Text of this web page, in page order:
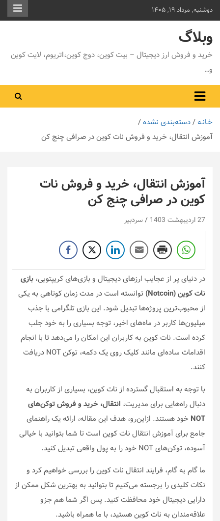
محتوا
بروید
دوشنبه, مرداد ۱۹, ۱۴۰۵
وبلاگ
خرید و فروش ارز دیجیتال – بیت کوین، دوج کوین،اتریوم، لایت کوین
و…
خـانـه
دسته‌بندی نشده
آموزش انتقال، خرید و فروش نات کوین در صرافی چنج کن
آموزش انتقال، خرید و فروش نات
کوین در صرافی چنج کن
27 اردیبهشت 1403 سردبیر
در دنیای پر از عجایب ارزهای دیجیتال و بازی‌های کریپتویی، بازی
نات کوین (Notcoin)
توانسته است در مدت زمان کوتاهی به یکی
از محبوب‌ترین پروژه‌ها تبدیل شود. این بازی تلگرامی با جذب
میلیون‌ها کاربر در ماه‌های اخیر، توجه بسیاری را به خود جلب
کرده است. نات کوین به کاربران این امکان را می‌دهد تا با انجام
اقدامات ساده‌ای مانند کلیک روی یک دکمه، توکن NOT دریافت
کنند.
با توجه به استقبال گسترده از نات کوین، بسیاری از کاربران به
دنبال راه‌هایی برای مدیریت، انتقال، خرید و فروش توکن‌های
NOT خود هستند. ازاین‌رو، هدف این مقاله، ارائه یک راهنمای
جامع برای آموزش انتقال نات کوین است تا شما بتوانید با خیالی
آسوده، توکن‌های NOT خود را به پول واقعی تبدیل کنید.
ما گام به گام، فرایند انتقال نات کوین را بررسی خواهیم کرد و
نکات کلیدی را برجسته می‌کنیم تا بتوانید به بهترین شکل ممکن از
دارایی دیجیتال خود محافظت کنید. پس اگر شما هم جزو
علاقه‌مندان به نات کوین هستید، با ما همراه باشید.